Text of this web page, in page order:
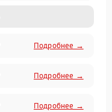
Подробнее →
Подробнее →
Подробнее →